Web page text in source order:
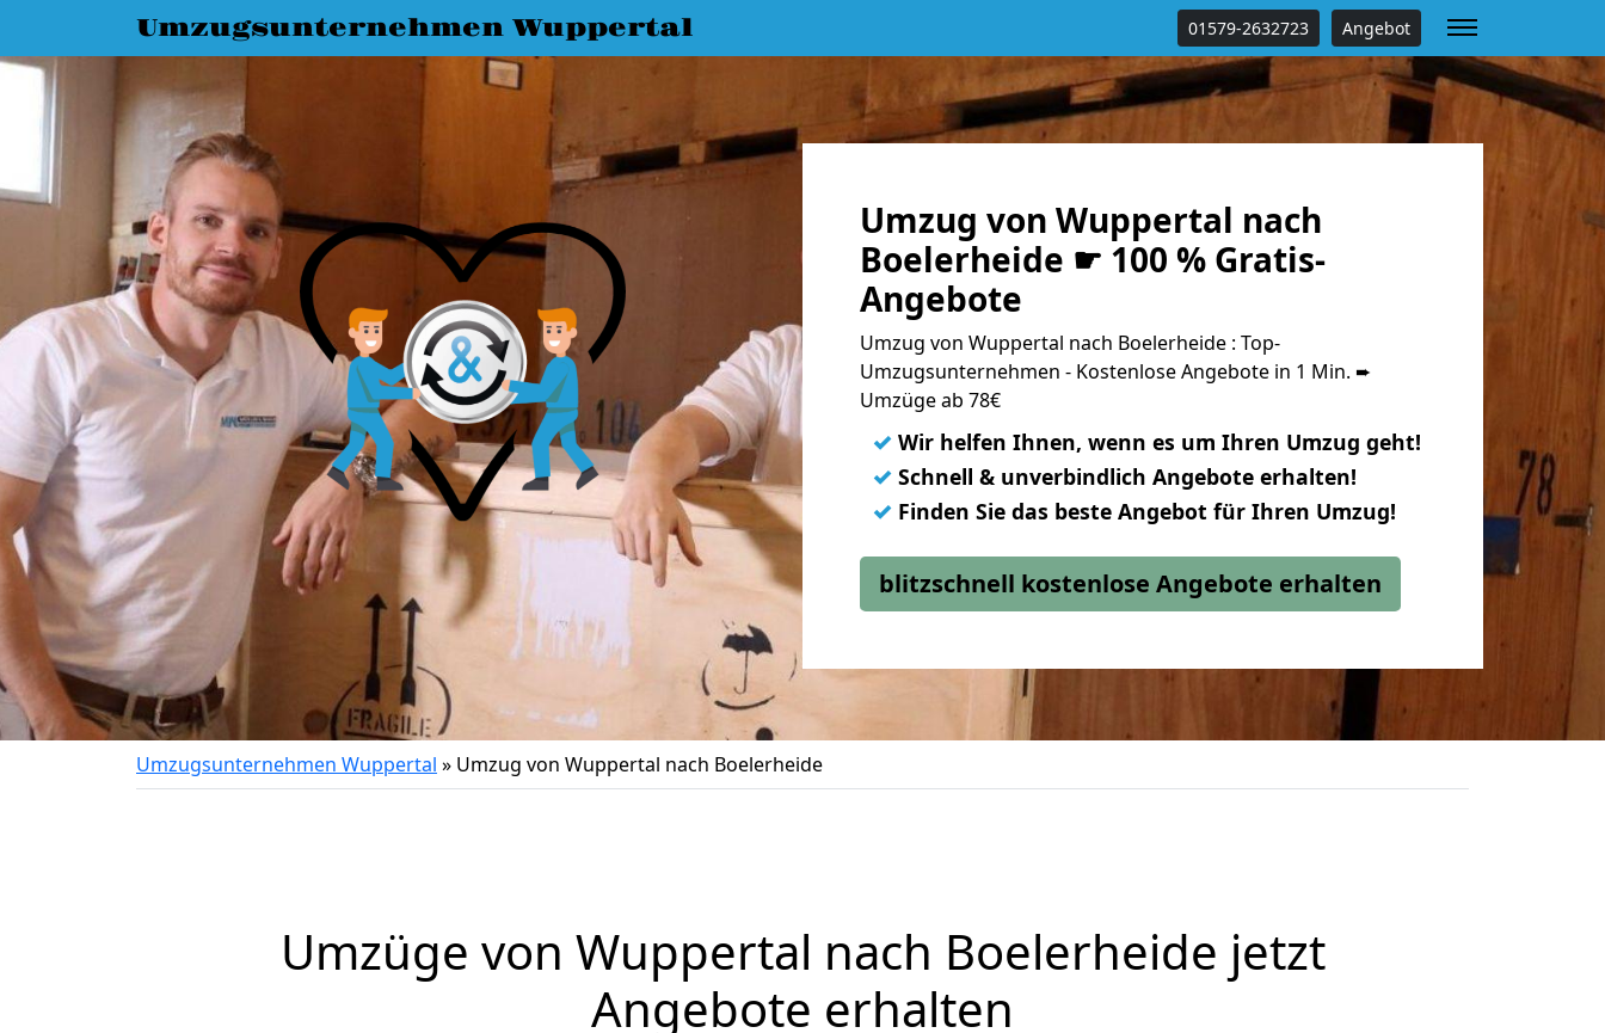
Umzugsunternehmen Wuppertal 01579-2632723 Angebot
Umzug von Wuppertal nach
Boelerheide ☛ 100 % Gratis-
Angebote
Umzug von Wuppertal nach Boelerheide : Top-
Umzugsunternehmen - Kostenlose Angebote in 1 Min. ➨
Umzüge ab 78€
✓ Wir helfen Ihnen, wenn es um Ihren Umzug geht!
✓ Schnell & unverbindlich Angebote erhalten!
✓ Finden Sie das beste Angebot für Ihren Umzug!
blitzschnell kostenlose Angebote erhalten
Umzugsunternehmen Wuppertal » Umzug von Wuppertal nach Boelerheide
Umzüge von Wuppertal nach Boelerheide jetzt
Angebote erhalten